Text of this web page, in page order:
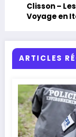
Clisson –
Voyage en
ARTICLES